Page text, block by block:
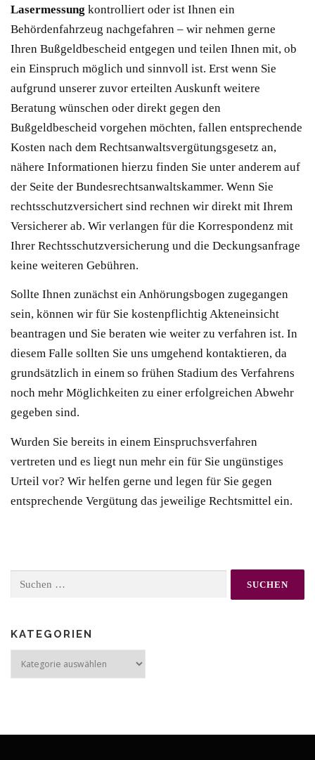
Lasermessung kontrolliert oder ist Ihnen ein
Behördenfahrzeug nachgefahren – wir nehmen gerne
Ihren Bußgeldbescheid entgegen und teilen Ihnen mit, ob
ein Einspruch möglich und sinnvoll ist. Erst wenn Sie
aufgrund unserer zuvor erteilten Auskunft weitere
Beratung wünschen oder direkt gegen den
Bußgeldbescheid vorgehen möchten, fallen entsprechende
Kosten nach dem Rechtsanwaltsvergütungsgesetz an,
nähere Informationen hierzu finden Sie unter anderem auf
der Seite der Bundesrechtsanwaltskammer. Wenn Sie
rechtsschutzversichert sind rechnen wir direkt mit Ihrem
Versicherer ab. Wir verlangen für die Korrespondenz mit
Ihrer Rechtsschutzversicherung und die Deckungsanfrage
keine weiteren Gebühren.
Sollte Ihnen zunächst ein Anhörungsbogen zugegangen
sein, können wir für Sie kostenpflichtig Akteneinsicht
beantragen und Sie beraten wie weiter zu verfahren ist. In
diesem Falle sollten Sie uns umgehend kontaktieren, da
grundsätzlich in einem so frühen Stadium des Verfahrens
noch mehr Möglichkeiten zu einer erfolgreichen Abwehr
gegeben sind.
Wurden Sie bereits in einem Einspruchsverfahren
vertreten und es liegt nun mehr ein für Sie ungünstiges
Urteil vor? Wir helfen gerne und legen für Sie gegen
entsprechende Vergütung das jeweilige Rechtsmittel ein.
Suchen
KATEGORIEN
Kategorien